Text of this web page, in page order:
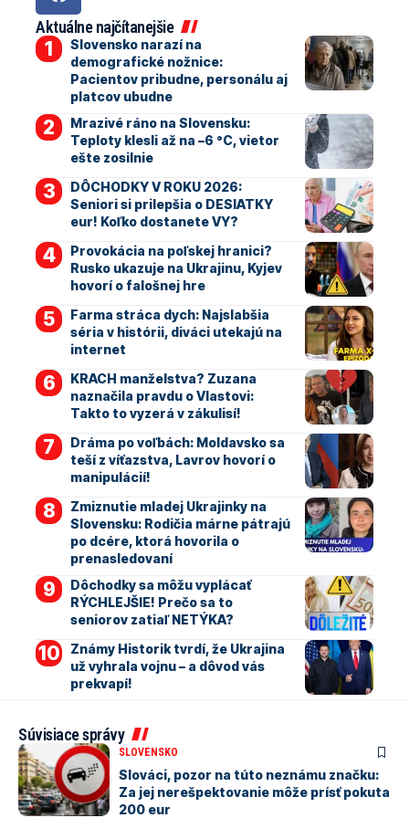
Aktuálne najčítanejšie
Slovensko narazí na
demografické nožnice:
Pacientov pribudne, personálu aj
platcov ubudne
Mrazivé ráno na Slovensku:
Teploty klesli až na –6 °C, vietor
ešte zosilnie
DÔCHODKY V ROKU 2026:
Seniori si prilepšia o DESIATKY
eur! Koľko dostanete VY?
Provokácia na poľskej hranici?
Rusko ukazuje na Ukrajinu, Kyjev
hovorí o falošnej hre
Farma stráca dych: Najslabšia
séria v histórii, diváci utekajú na
internet
KRACH manželstva? Zuzana
naznačila pravdu o Vlastovi:
Takto to vyzerá v zákulisí!
Dráma po voľbách: Moldavsko sa
teší z víťazstva, Lavrov hovorí o
manipulácií!
Zmiznutie mladej Ukrajinky na
Slovensku: Rodičia márne pátrajú
po dcére, ktorá hovorila o
prenasledovaní
Dôchodky sa môžu vyplácať
RÝCHLEJŠIE! Prečo sa to
seniorov zatiaľ NETÝKA?
Známy Historik tvrdí, že Ukrajina
už vyhrala vojnu – a dôvod vás
prekvapí!
Súvisiace správy
SLOVENSKO
Slováci, pozor na túto neznámu značku:
Za jej nerešpektovanie môže prísť pokuta
200 eur